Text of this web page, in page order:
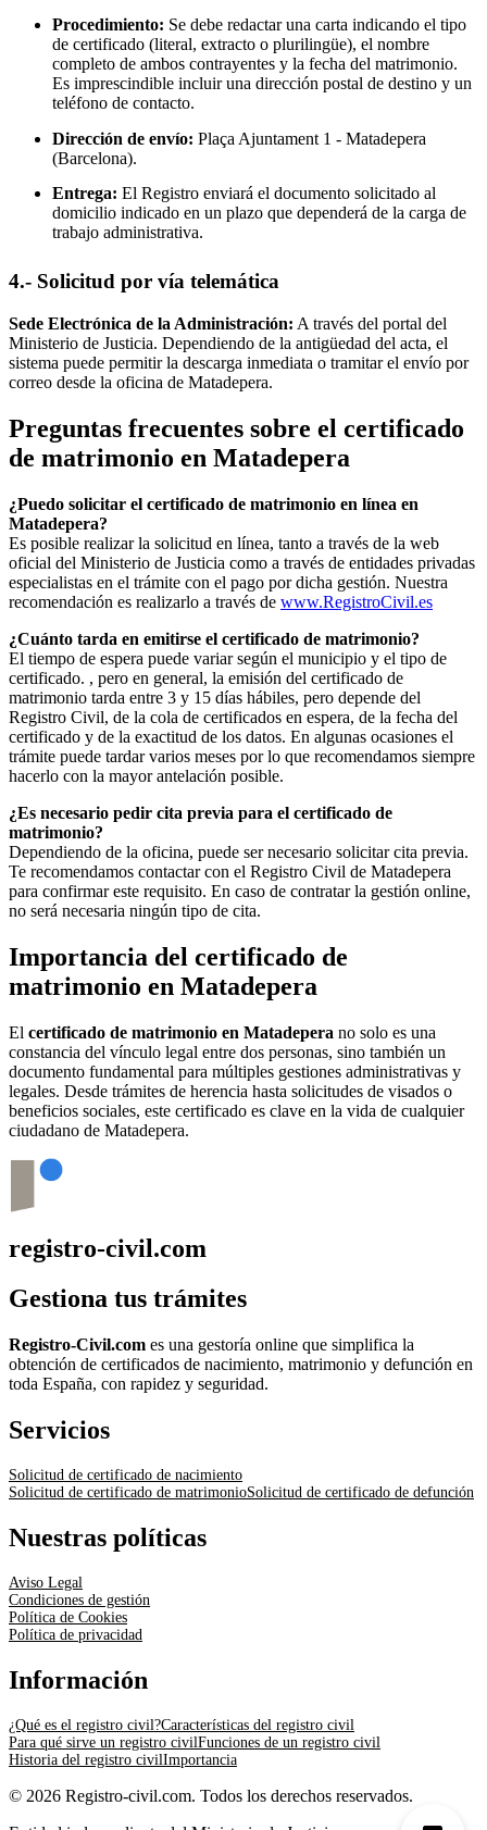
Procedimiento: Se debe redactar una carta indicando el tipo
de certificado (literal, extracto o plurilingüe), el nombre
completo de ambos contrayentes y la fecha del matrimonio.
Es imprescindible incluir una dirección postal de destino y un
teléfono de contacto.
Dirección de envío: Plaça Ajuntament 1 - Matadepera
(Barcelona).
Entrega: El Registro enviará el documento solicitado al
domicilio indicado en un plazo que dependerá de la carga de
trabajo administrativa.
4.- Solicitud por vía telemática
Sede Electrónica de la Administración: A través del portal del
Ministerio de Justicia. Dependiendo de la antigüedad del acta, el
sistema puede permitir la descarga inmediata o tramitar el envío por
correo desde la oficina de Matadepera.
Preguntas frecuentes sobre el certificado
de matrimonio en Matadepera
¿Puedo solicitar el certificado de matrimonio en línea en
Matadepera?
Es posible realizar la solicitud en línea, tanto a través de la web
oficial del Ministerio de Justicia como a través de entidades privadas
especialistas en el trámite con el pago por dicha gestión. Nuestra
recomendación es realizarlo a través de www.RegistroCivil.es
¿Cuánto tarda en emitirse el certificado de matrimonio?
El tiempo de espera puede variar según el municipio y el tipo de
certificado. , pero en general, la emisión del certificado de
matrimonio tarda entre 3 y 15 días hábiles, pero depende del
Registro Civil, de la cola de certificados en espera, de la fecha del
certificado y de la exactitud de los datos. En algunas ocasiones el
trámite puede tardar varios meses por lo que recomendamos siempre
hacerlo con la mayor antelación posible.
¿Es necesario pedir cita previa para el certificado de
matrimonio?
Dependiendo de la oficina, puede ser necesario solicitar cita previa.
Te recomendamos contactar con el Registro Civil de Matadepera
para confirmar este requisito. En caso de contratar la gestión online,
no será necesaria ningún tipo de cita.
Importancia del certificado de
matrimonio en Matadepera
El certificado de matrimonio en Matadepera no solo es una
constancia del vínculo legal entre dos personas, sino también un
documento fundamental para múltiples gestiones administrativas y
legales. Desde trámites de herencia hasta solicitudes de visados o
beneficios sociales, este certificado es clave en la vida de cualquier
ciudadano de Matadepera.
registro-civil.com
Gestiona tus trámites
Registro-Civil.com es una gestoría online que simplifica la
obtención de certificados de nacimiento, matrimonio y defunción en
toda España, con rapidez y seguridad.
Servicios
Solicitud de certificado de nacimiento
Solicitud de certificado de matrimonioSolicitud de certificado de defunción
Nuestras políticas
Aviso Legal
Condiciones de gestión
Política de Cookies
Política de privacidad
Información
¿Qué es el registro civil?Características del registro civil
Para qué sirve un registro civilFunciones de un registro civil
Historia del registro civilImportancia
© 2026 Registro-civil.com. Todos los derechos reservados.